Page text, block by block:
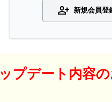
person_add 新規会員登
プデート内容